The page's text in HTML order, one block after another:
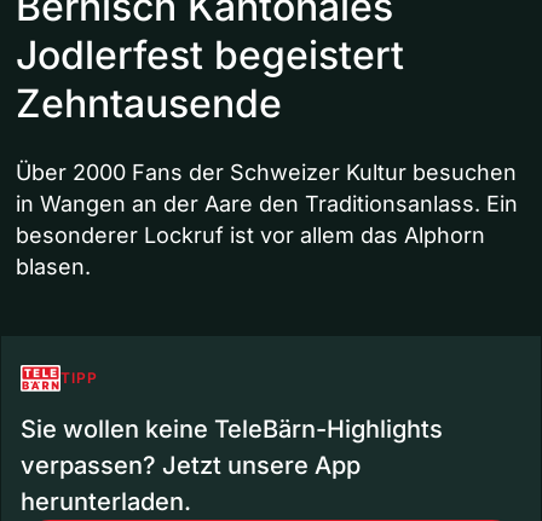
Jodlerfest begeistert
Zehntausende
Über 2000 Fans der Schweizer Kultur besuchen
in Wangen an der Aare den Traditionsanlass. Ein
besonderer Lockruf ist vor allem das Alphorn
blasen.
TIPP
Sie wollen keine TeleBärn-Highlights
verpassen? Jetzt unsere App
herunterladen.